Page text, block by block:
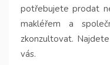
potřebujete prodat
makléřem a
zkonzultovat.
vás.